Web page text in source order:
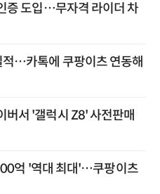
증 도입…무자격 라이더 차
적…카톡에 쿠팡이츠 연동해
서 '갤럭시 Z8' 사전판매
억 '역대 최대'…쿠팡이츠